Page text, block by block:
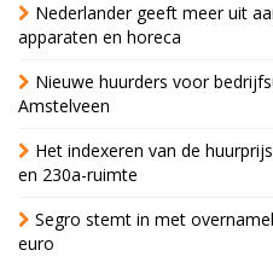
Nederlander geeft meer uit
apparaten en horeca
Nieuwe huurders voor
Amstelveen
Het indexeren van de
en 230a-ruimte
Segro stemt in met
euro